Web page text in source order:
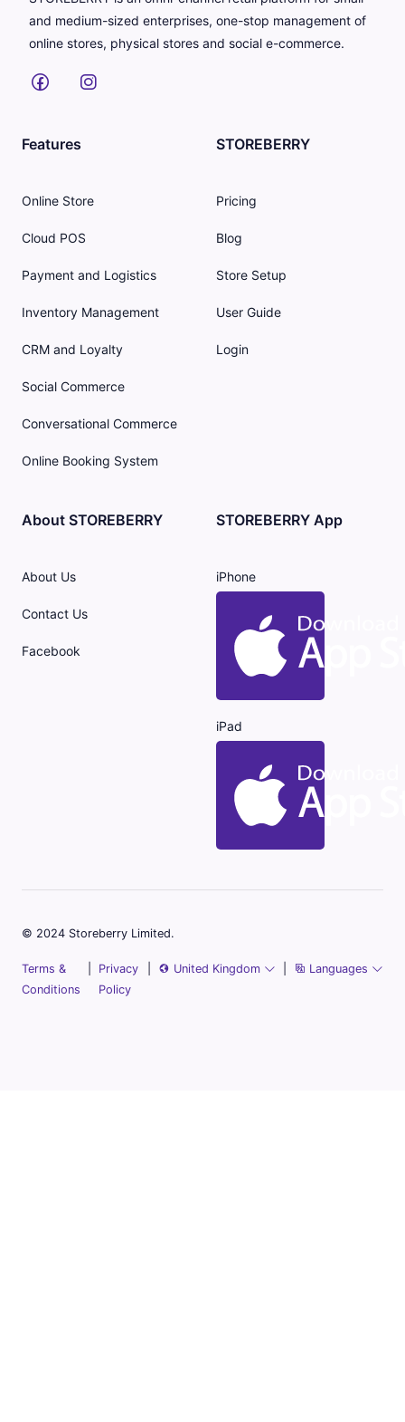
and medium-sized enterprises, one-stop management of
online stores, physical stores and social e-commerce.
Features
Online Store
Cloud POS
Payment and Logistics
Inventory Management
CRM and Loyalty
Social Commerce
Conversational Commerce
Online Booking System
STOREBERRY
Pricing
Blog
Store Setup
User Guide
Login
About STOREBERRY
About Us
Contact Us
Facebook
STOREBERRY App
iPhone
iPad
© 2024 Storeberry Limited.
Terms &
Conditions
Privacy
Policy
United Kingdom Languages